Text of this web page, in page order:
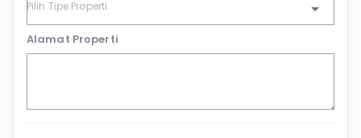
Alamat Properti